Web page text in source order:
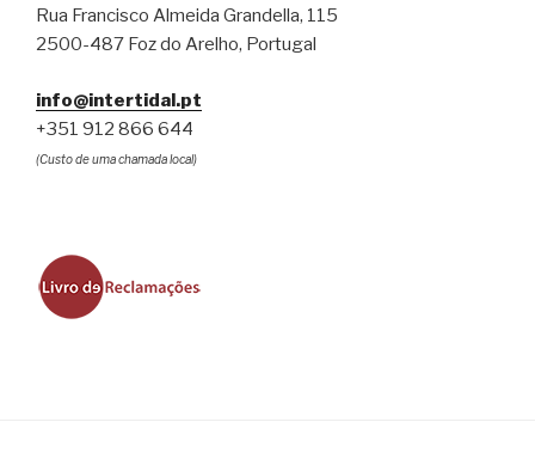
Rua Francisco Almeida Grandella, 115
2500-487 Foz do Arelho, Portugal
info@intertidal.pt
+351 912 866 644
(Custo de uma chamada local)